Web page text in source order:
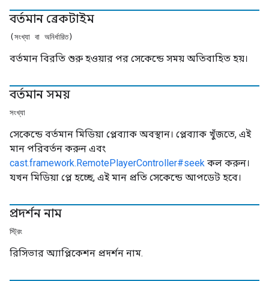
বর্তমান ব্রেকটাইম
(সংখ্যা বা অনির্ধারিত)
বর্তমান বিরতি শুরু হওয়ার পর সেকেন্ডে সময় অতিবাহিত হয়।
বর্তমান সময়
সংখ্যা
সেকেন্ডে বর্তমান মিডিয়া প্লেব্যাক অবস্থান। প্লেব্যাক খুঁজতে, এই
মান পরিবর্তন করুন এবং
cast.framework.RemotePlayerController#seek কল করুন।
যখন মিডিয়া প্লে হচ্ছে, এই মান প্রতি সেকেন্ডে আপডেট হবে।
প্রদর্শন নাম
স্ট্রিং
রিসিভার অ্যাপ্লিকেশন প্রদর্শন নাম.